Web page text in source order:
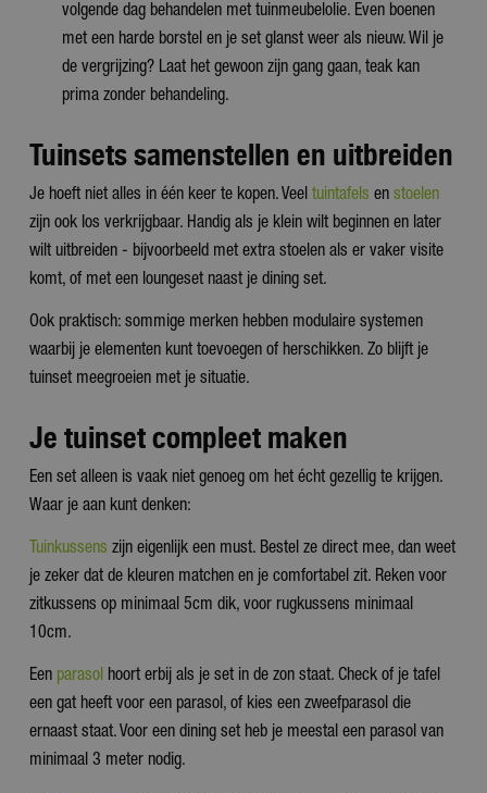
volgende dag behandelen met tuinmeubelolie. Even boenen
met een harde borstel en je set glanst weer als nieuw. Wil je
de vergrijzing? Laat het gewoon zijn gang gaan, teak kan
prima zonder behandeling.
Tuinsets samenstellen en uitbreiden
Je hoeft niet alles in één keer te kopen. Veel tuintafels en stoelen
zijn ook los verkrijgbaar. Handig als je klein wilt beginnen en later
wilt uitbreiden - bijvoorbeeld met extra stoelen als er vaker visite
komt, of met een loungeset naast je dining set.
Ook praktisch: sommige merken hebben modulaire systemen
waarbij je elementen kunt toevoegen of herschikken. Zo blijft je
tuinset meegroeien met je situatie.
Je tuinset compleet maken
Een set alleen is vaak niet genoeg om het écht gezellig te krijgen.
Waar je aan kunt denken:
Tuinkussens zijn eigenlijk een must. Bestel ze direct mee, dan weet
je zeker dat de kleuren matchen en je comfortabel zit. Reken voor
zitkussens op minimaal 5cm dik, voor rugkussens minimaal
10cm.
Een parasol hoort erbij als je set in de zon staat. Check of je tafel
een gat heeft voor een parasol, of kies een zweefparasol die
ernaast staat. Voor een dining set heb je meestal een parasol van
minimaal 3 meter nodig.